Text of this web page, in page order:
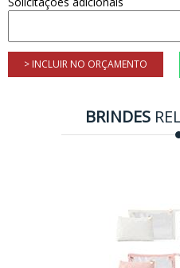
> INCLUIR NO ORÇAMENTO
BRINDES